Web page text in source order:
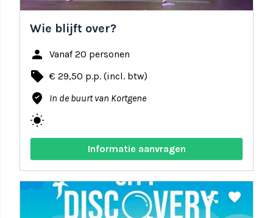
Wie blijft over?
person Vanaf 20 personen
local_offer € 29,50 p.p. (incl. btw)
where_to_vote In de buurt van Kortgene
wb_sunny
Informatie aanvragen
share favorite